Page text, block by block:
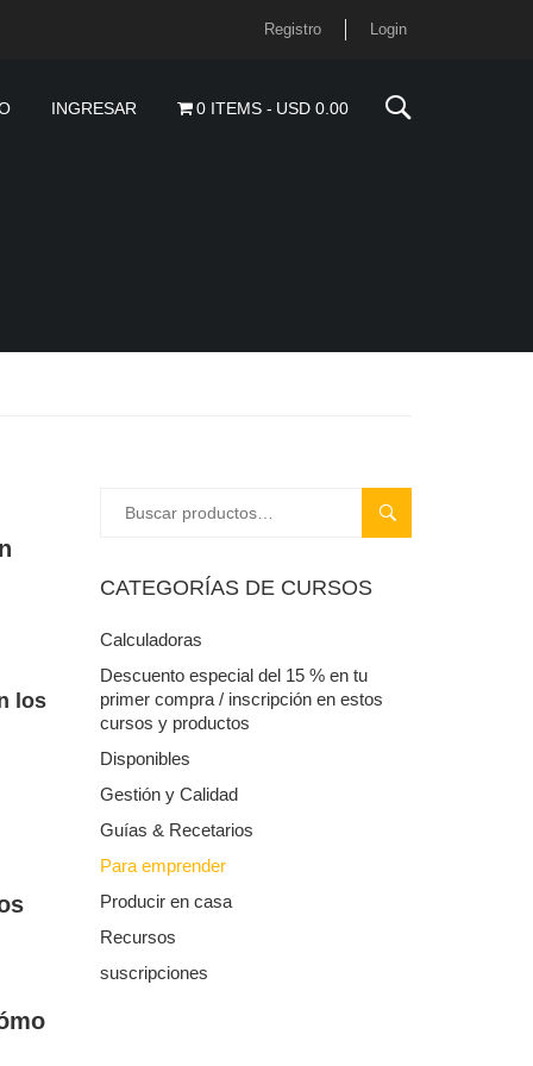
Registro Login
INGRESAR 0 ITEMS USD 0.00
los
BUSCAR
CATEGORÍAS DE CURSOS
Calculadoras
Descuento especial del 15 % en tu
primer compra / inscripción en estos
cursos y productos
Disponibles
Gestión y Calidad
Guías & Recetarios
Para emprender
Producir en casa
Recursos
suscripciones